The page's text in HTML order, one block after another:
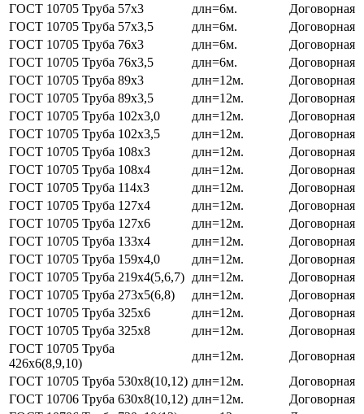
ГОСТ 10705 Труба 57х3
длн=6м.
Договорная
ГОСТ 10705 Труба 57х3,5
длн=6м.
Договорная
ГОСТ 10705 Труба 76х3
длн=6м.
Договорная
ГОСТ 10705 Труба 76х3,5
длн=6м.
Договорная
ГОСТ 10705 Труба 89х3
длн=12м.
Договорная
ГОСТ 10705 Труба 89х3,5
длн=12м.
Договорная
ГОСТ 10705 Труба 102х3,0
длн=12м.
Договорная
ГОСТ 10705 Труба 102х3,5
длн=12м.
Договорная
ГОСТ 10705 Труба 108х3
длн=12м.
Договорная
ГОСТ 10705 Труба 108х4
длн=12м.
Договорная
ГОСТ 10705 Труба 114х3
длн=12м.
Договорная
ГОСТ 10705 Труба 127х4
длн=12м.
Договорная
ГОСТ 10705 Труба 127х6
длн=12м.
Договорная
ГОСТ 10705 Труба 133х4
длн=12м.
Договорная
ГОСТ 10705 Труба 159х4,0
длн=12м.
Договорная
ГОСТ 10705 Труба 219х4(5,6,7) длн=12м.
Договорная
ГОСТ 10705 Труба 273х5(6,8)
длн=12м.
Договорная
ГОСТ 10705 Труба 325х6
длн=12м.
Договорная
ГОСТ 10705 Труба 325х8
длн=12м.
Договорная
ГОСТ 10705 Труба
426х6(8,9,10)
длн=12м.
Договорная
ГОСТ 10705 Труба 530х8(10,12) длн=12м.
Договорная
ГОСТ 10706 Труба 630х8(10,12) длн=12м.
Договорная